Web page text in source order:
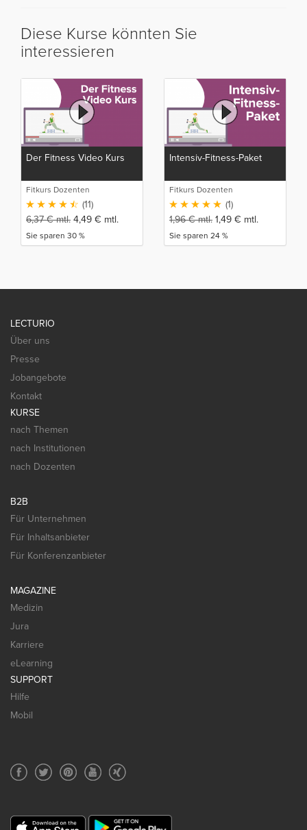
Diese Kurse könnten Sie
interessieren
Der Fitness Video Kurs
Fitkurs Dozenten
(11)
6,37€mtl. 4,49 € mtl.
Sie sparen 30 %
Intensiv-Fitness-Paket
Fitkurs Dozenten
(1)
1,96€mtl. 1,49 € mtl.
Sie sparen 24 %
LECTURIO
Über uns
Presse
Jobangebote
Kontakt
KURSE
nach Themen
nach Institutionen
nach Dozenten
B2B
Für Unternehmen
Für Inhaltsanbieter
Für Konferenzanbieter
MAGAZINE
Medizin
Jura
Karriere
eLearning
SUPPORT
Hilfe
Mobil